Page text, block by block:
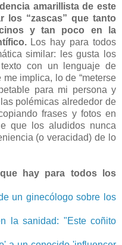
amarillista de este
los “zascas” que tanto
y tan poco en la
Los hay para todos
similar: les gusta los
con un lenguaje de
implica, lo de “meterse
para mi persona y
polémicas alrededor de
frases y fotos en
que los aludidos nunca
(o veracidad) de lo
hay para todos los
un ginecólogo sobre los
la sanidad: "Este coñito